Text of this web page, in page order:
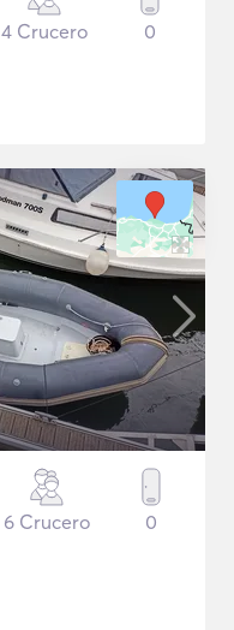
4 Crucero 0
6 Crucero 0